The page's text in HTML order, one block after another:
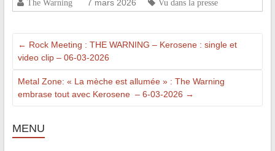
The Warning 7 mars 2026 Vu dans la presse
← Rock Meeting : THE WARNING – Kerosene : single et
video clip – 06-03-2026
Metal Zone: « La mèche est allumée » : The Warning
embrase tout avec Kerosene – 6-03-2026 →
MENU